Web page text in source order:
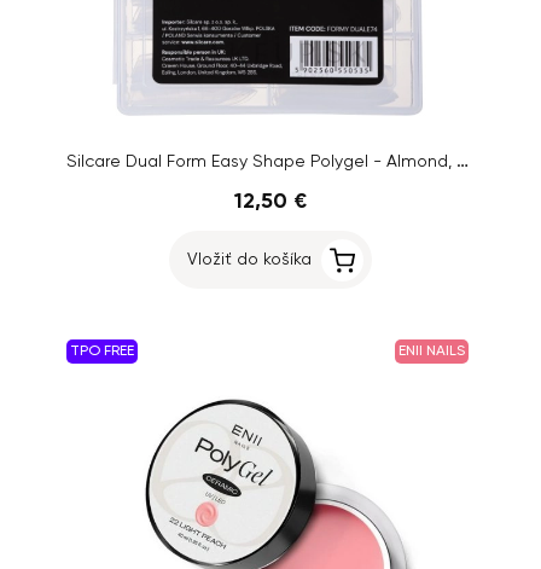
Silcare Dual Form Easy Shape Polygel - Almond, Clear 100ks
12,50 €
Vložiť do košíka
TPO FREE ENII NAILS